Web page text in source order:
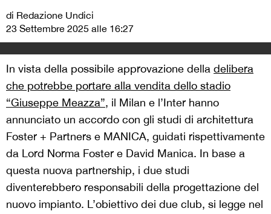
di Redazione Undici
23 Settembre 2025 alle 16:27
In vista della possibile approvazione della delibera
che potrebbe portare alla vendita dello stadio
“Giuseppe Meazza”, il Milan e l’Inter hanno
annunciato un accordo con gli studi di architettura
Foster + Partners e MANICA, guidati rispettivamente
da Lord Norma Foster e David Manica. In base a
questa nuova partnership, i due studi
diventerebbero responsabili della progettazione del
nuovo impianto. L’obiettivo dei due club, si legge nel